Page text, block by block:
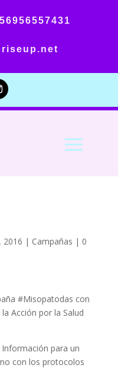
2016 | Campañas | 0
#Misopatodas con
Acción por la Salud
para un
con los protocolos